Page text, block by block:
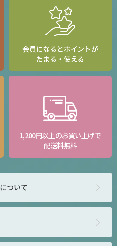
会員になるとポイントが
たまる・使える
1,200円以上のお買い上げで
配送料無料
について